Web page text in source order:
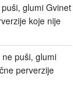
glumi Gvinet
koje nije
puši, glumi
perverzije